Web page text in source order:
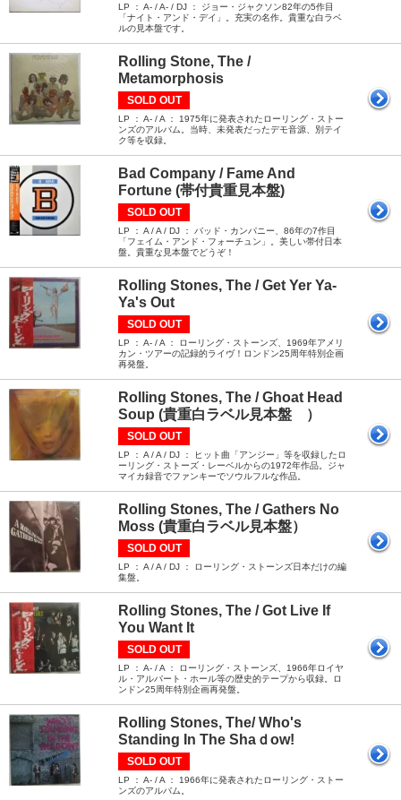
LP ： A- / A- / DJ ： ジョー・ジャクソン82年の5作目
「ナイト・アンド・デイ」。充実の名作。貴重な白ラベ
ルの見本盤です。
Rolling Stone, The /
Metamorphosis
SOLD OUT
LP ： A- / A ： 1975年に発表されたローリング・ストー
ンズのアルバム。当時、未発表だったデモ音源、別テイ
ク等を収録。
Bad Company / Fame And
Fortune (帯付貴重見本盤)
SOLD OUT
LP ： A / A / DJ ： バッド・カンパニー、86年の7作目
「フェイム・アンド・フォーチュン」。美しい帯付日本
盤。貴重な見本盤でどうぞ！
Rolling Stones, The / Get Yer Ya-
Ya's Out
SOLD OUT
LP ： A- / A ： ローリング・ストーンズ、1969年アメリ
カン・ツアーの記録的ライヴ！ロンドン25周年特別企画
再発盤。
Rolling Stones, The / Ghoat Head
Soup (貴重白ラベル見本盤 ）
SOLD OUT
LP ： A / A / DJ ： ヒット曲「アンジー」等を収録したロ
ーリング・ストーズ・レーベルからの1972年作品。ジャ
マイカ録音でファンキーでソウルフルな作品。
Rolling Stones, The / Gathers No
Moss (貴重白ラベル見本盤）
SOLD OUT
LP ： A / A / DJ ： ローリング・ストーンズ日本だけの編
集盤。
Rolling Stones, The / Got Live If
You Want It
SOLD OUT
LP ： A- / A ： ローリング・ストーンズ、1966年ロイヤ
ル・アルバート・ホール等の歴史的テープから収録。ロ
ンドン25周年特別企画再発盤。
Rolling Stones, The/ Who's
Standing In The Shaｄow!
SOLD OUT
LP ： A- / A ： 1966年に発表されたローリング・ストー
ンズのアルバム。